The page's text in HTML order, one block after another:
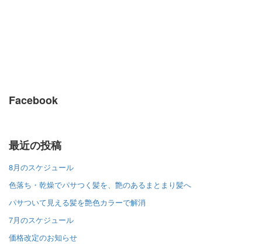
Facebook
最近の投稿
8月のスケジュール
色落ち・乾燥でパサつく髪を、艶のあるまとまり髪へ
パサついて見える髪を艶色カラーで解消
7月のスケジュール
価格改定のお知らせ